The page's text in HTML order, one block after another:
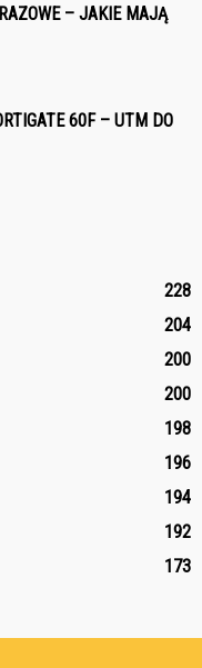
– JAKIE MAJĄ
60F – UTM DO
228
204
200
200
198
196
194
192
173